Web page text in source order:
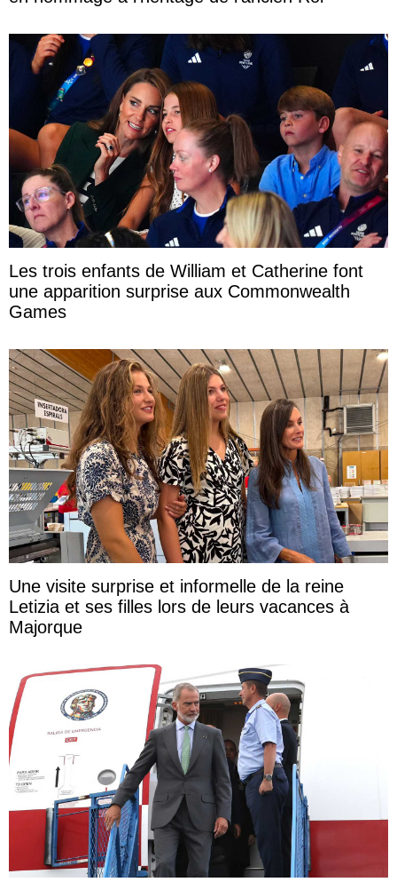
Les trois enfants de William et Catherine font
une apparition surprise aux Commonwealth
Games
Une visite surprise et informelle de la reine
Letizia et ses filles lors de leurs vacances à
Majorque